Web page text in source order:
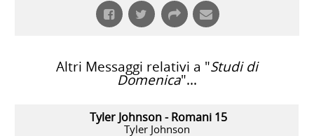
Altri Messaggi relativi a "Studi di
Domenica"...
Tyler Johnson - Romani 15
Tyler Johnson